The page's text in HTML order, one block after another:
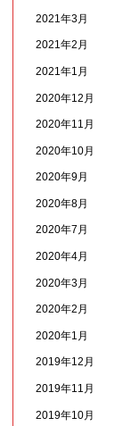
2021年3月
2021年2月
2021年1月
2020年12月
2020年11月
2020年10月
2020年9月
2020年8月
2020年7月
2020年4月
2020年3月
2020年2月
2020年1月
2019年12月
2019年11月
2019年10月